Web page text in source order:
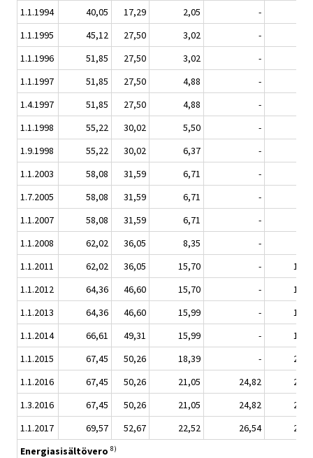
1.1.1994
40,05 17,29 2,05 -
1.1.1995
45,12 27,50 3,02 -
1.1.1996
51,85 27,50 3,02 -
1.1.1997
51,85 27,50 4,88 -
1.4.1997
51,85 27,50 4,88 -
1.1.1998
55,22 30,02 5,50 -
1.9.1998
55,22 30,02 6,37 -
1.1.2003
58,08 31,59 6,71 -
1.7.2005
58,08 31,59 6,71 -
1.1.2007
58,08 31,59 6,71 -
1.1.2008
62,02 36,05 8,35 -
1.1.2011
62,02 36,05 15,70 -
1.1.2012
64,36 46,60 15,70 -
1.1.2013
64,36 46,60 15,99 -
1.1.2014
66,61 49,31 15,99 -
1.1.2015
67,45 50,26 18,39 -
1.1.2016
67,45 50,26 21,05 24,82
1.3.2016
67,45 50,26 21,05 24,82
1.1.2017
69,57 52,67 22,52 26,54
Energiasisältövero 8)